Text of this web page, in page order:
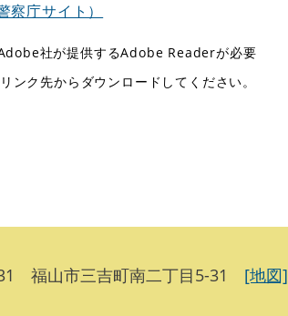
庁サイト）
社が提供するAdobe Readerが必要
ク先からダウンロードしてください。
福山市三吉町南二丁目5-31 [地図]